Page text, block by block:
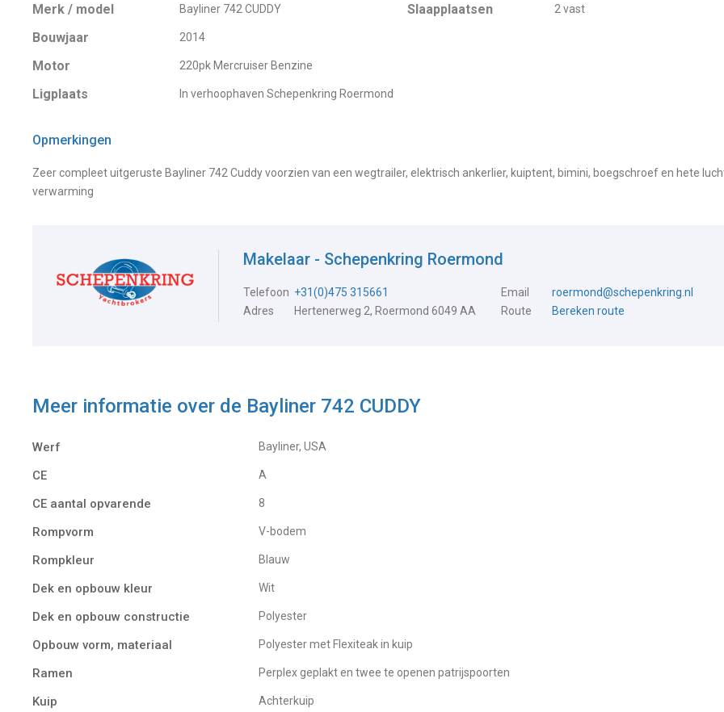
Merk / model Bayliner 742 CUDDY
Bouwjaar 2014
Motor 220pk Mercruiser Benzine
Ligplaats In verhoophaven Schepenkring Roermond
Slaapplaatsen 2 vast
Opmerkingen
Zeer compleet uitgeruste Bayliner 742 Cuddy voorzien van een wegtrailer, elektrisch ankerlier, kuiptent, bimini, boegschroef en hete
verwarming
Makelaar - Schepenkring Roermond
Telefoon +31(0)475 315661 Email
roermond@schepenkring.nl
Adres
Hertenerweg 2, Roermond 6049 AA Route Bereken route
Meer informatie over de Bayliner 742 CUDDY
Werf Bayliner, USA
CE A
CE aantal opvarende 8
Rompvorm V-bodem
Rompkleur Blauw
Dek en opbouw kleur Wit
Dek en opbouw constructie Polyester
Opbouw vorm, materiaal Polyester met Flexiteak in kuip
Ramen Perplex geplakt en twee te openen patrijspoorten
Kuip Achterkuip